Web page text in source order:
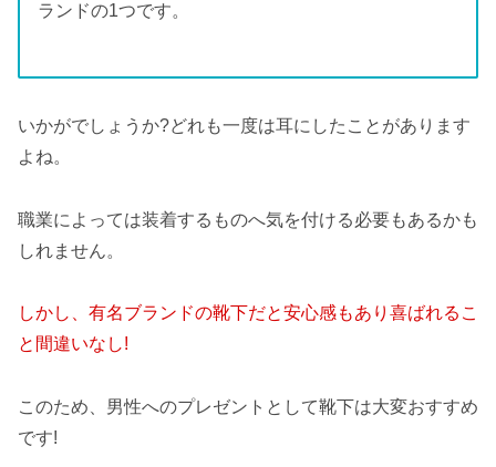
ランドの1つです。
いかがでしょうか?どれも一度は耳にしたことがあります
よね。
職業によっては装着するものへ気を付ける必要もあるかも
しれません。
しかし、有名ブランドの靴下だと安心感もあり喜ばれるこ
と間違いなし!
このため、男性へのプレゼントとして靴下は大変おすすめ
です!